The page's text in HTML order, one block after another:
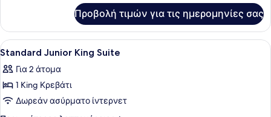
Δωμάτιο,
Διπλά
Προβολή τιμών για τις ημερομηνίες σας
Προβολή
όλων
των
φωτογραφιών
για
Χρηματοκιβώτιο στο δωμάτιο,
2
Standard Junior King Suite
Για 2 άτομα
1 King Κρεβάτι
Δωρεάν ασύρματο ίντερνετ